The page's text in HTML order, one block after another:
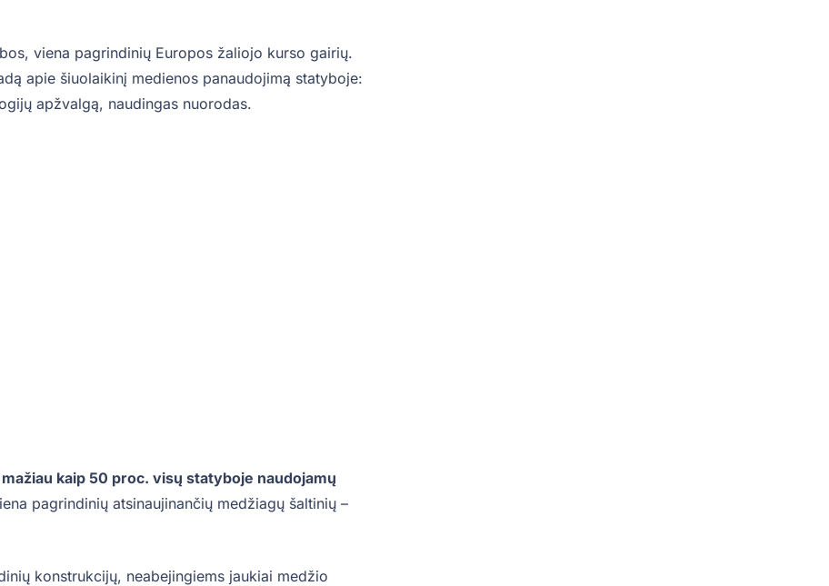
viena pagrindinių Europos žaliojo kurso gairių.
apie šiuolaikinį medienos panaudojimą statyboje:
apžvalgą, naudingas nuorodas.
kaip 50 proc. visų statyboje naudojamų
pagrindinių atsinaujinančių medžiagų šaltinių –
konstrukcijų, neabejingiems jaukiai medžio